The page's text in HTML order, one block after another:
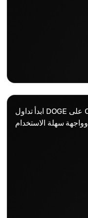
ابدأ تداول DOGE على Cryptomus وقم بتنفيذ أول طلب لك